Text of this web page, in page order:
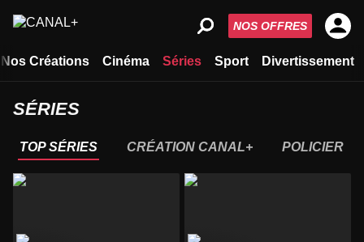
Nos Créations Cinéma Séries Sport Divertissement
NOS OFFRES
SÉRIES
TOP SÉRIES CRÉATION CANAL+ POLICIER